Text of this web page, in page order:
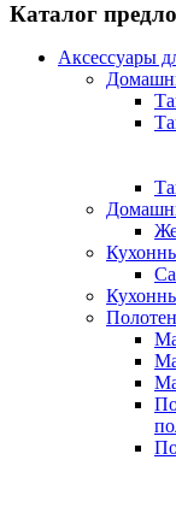
Каталог
Аксессуары